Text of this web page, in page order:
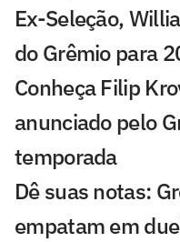
Ex-Seleção,
do Grêmio para
Conheça Filip
anunciado pelo
temporada
Dê suas notas:
empatam em